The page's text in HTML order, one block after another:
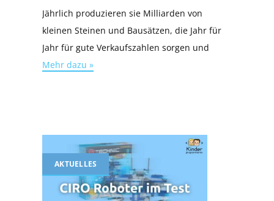
Jährlich produzieren sie Milliarden von
kleinen Steinen und Bausätzen, die Jahr für
Jahr für gute Verkaufszahlen sorgen und
Mehr dazu »
AKTUELLES